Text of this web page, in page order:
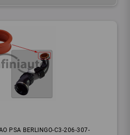
PSA BERLINGO-C3-206-307-